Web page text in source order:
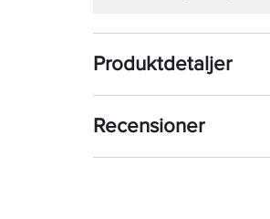
Produktdetaljer
Recensioner